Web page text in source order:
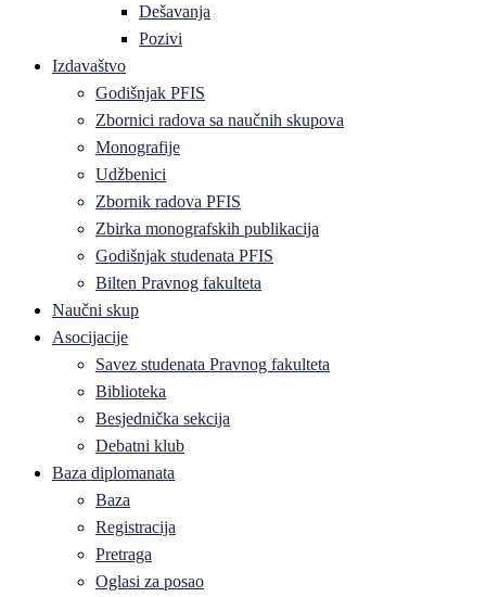
Dešavanja
Pozivi
Izdavaštvo
Godišnjak PFIS
Zbornici radova sa naučnih skupova
Monografije
Udžbenici
Zbornik radova PFIS
Zbirka monografskih publikacija
Godišnjak studenata PFIS
Bilten Pravnog fakulteta
Naučni skup
Asocijacije
Savez studenata Pravnog fakulteta
Biblioteka
Besjednička sekcija
Debatni klub
Baza diplomanata
Baza
Registracija
Pretraga
Oglasi za posao